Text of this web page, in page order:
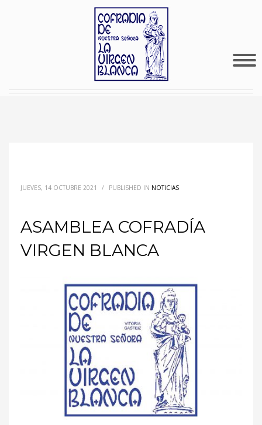
JUEVES, 14 OCTUBRE 2021 / PUBLISHED IN NOTICIAS
ASAMBLEA COFRADÍA
VIRGEN BLANCA